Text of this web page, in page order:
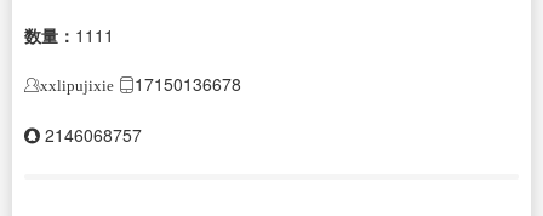
数量： 1111
xxlipujixie 17150136678
2146068757